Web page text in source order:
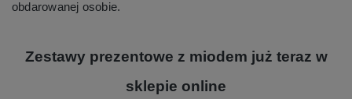
obdarowanej osobie.
Zestawy prezentowe z miodem już teraz w
sklepie online